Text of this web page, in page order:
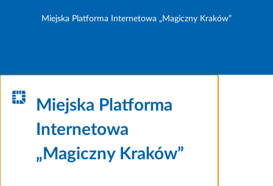
Miejska Platforma Internetowa „Magiczny Kraków”
Miejska Platforma
Internetowa
„Magiczny Kraków”